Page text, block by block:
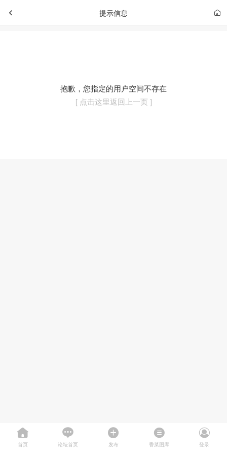
提示信息
抱歉，您指定的用户空间不存在
[ 点击这里返回上一页 ]
首页 论坛首页 发布 香菜图库 登录